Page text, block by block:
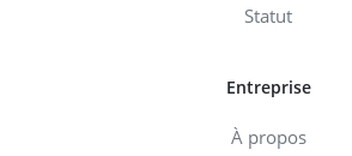
Statut
Entreprise
À propos